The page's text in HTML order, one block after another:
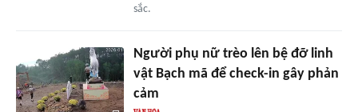
sắc.
Người phụ nữ trèo lên bệ đỡ linh
vật Bạch mã để check-in gây phản
cảm